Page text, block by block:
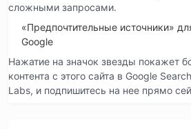
сложными запросами.
«Предпочтительные источники»
Google
Нажатие на значок звезды покажет
контента с этого сайта в Google
Labs, и подпишитесь на нее прямо